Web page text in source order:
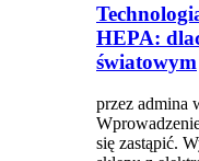
HEPA:
światowym
przez admina
się zastąpić.